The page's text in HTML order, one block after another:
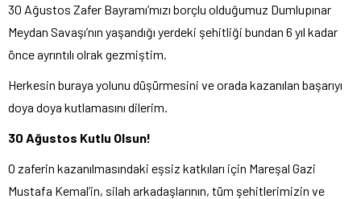
30 Ağustos Zafer Bayramı’mızı borçlu olduğumuz Dumlupınar
Meydan Savaşı’nın yaşandığı yerdeki şehitliği bundan 6 yıl kadar
önce ayrıntılı olrak gezmiştim.
Herkesin buraya yolunu düşürmesini ve orada kazanılan başarıyı
doya doya kutlamasını dilerim.
30 Ağustos Kutlu Olsun!
O zaferin kazanılmasındaki eşsiz katkıları için Mareşal Gazi
Mustafa Kemal’in, silah arkadaşlarının, tüm şehitlerimizin ve